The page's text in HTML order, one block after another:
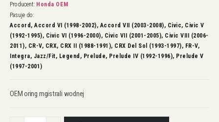
Producent: Honda OEM
Pasuje do:
Accord, Accord VI (1998-2002), Accord VII (2003-2008), Civic, Civic V
(1992-1995), Civic VI (1996-2000), Civic VII (2001-2005), Civic VIII (2006-
2011), CR-V, CRX, CRX II (1988-1991), CRX Del Sol (1993-1997), FR-V,
Integra, Jazz/Fit, Legend, Prelude, Prelude IV (1992-1996), Prelude V
(1997-2001)
OEM oring mgistrali wodnej